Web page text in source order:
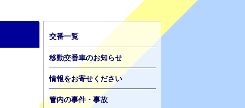
交番一覧
移動交番車のお知らせ
情報をお寄せください
管内の事件・事故